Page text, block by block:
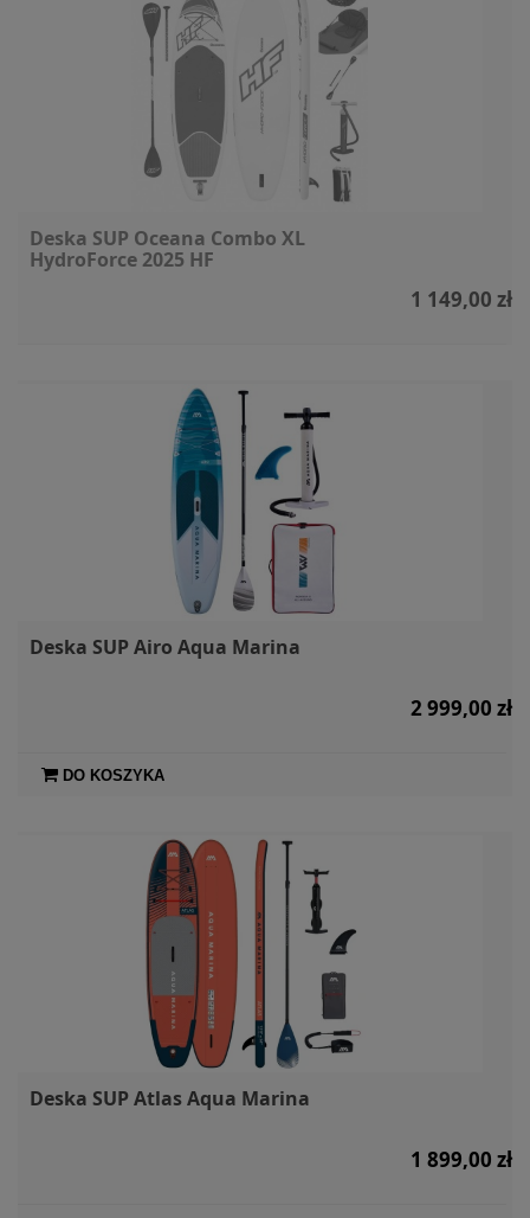
Deska SUP Oceana Combo XL
HydroForce 2025 HF
1 149,00 zł
Deska SUP Airo Aqua Marina
2 999,00 zł
DO KOSZYKA
Deska SUP Atlas Aqua Marina
1 899,00 zł